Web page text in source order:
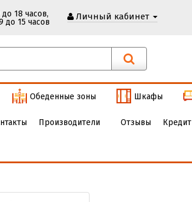
18 часов,
до 15 часов
Личный кабинет
Обеденные зоны Шкафы
Производители Отзывы Кредит